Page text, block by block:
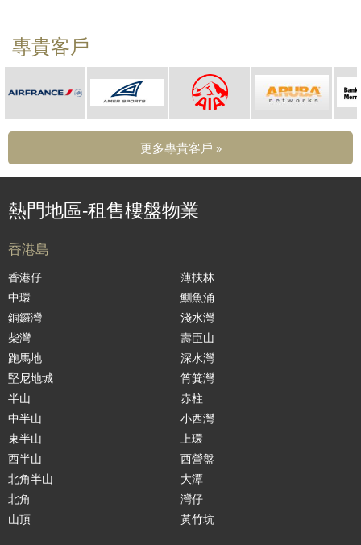
專貴客戶
更多專貴客戶 »
熱門地區-租售樓盤物業
香港島
香港仔
中環
銅鑼灣
柴灣
跑馬地
堅尼地城
半山
中半山
東半山
西半山
北角半山
北角
山頂
薄扶林
鰂魚涌
淺水灣
壽臣山
深水灣
筲箕灣
赤柱
小西灣
上環
西營盤
大潭
灣仔
黃竹坑